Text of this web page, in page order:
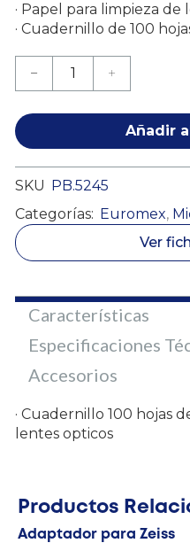
· Papel para limpieza de
· Cuadernillo de 100
Añadir
SKU PB.5245
Categorías: Euromex,
Ver
Características
Especificaciones
Accesorios
· Cuadernillo 100 hojas
lentes opticos
Productos
Adaptador para Zeiss